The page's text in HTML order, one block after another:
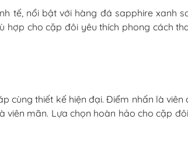
tế, nổi bật với hàng đá sapphire xanh
cho cặp đôi yêu thích phong cách
cùng thiết kế hiện đại. Điểm nhấn là
mãn. Lựa chọn hoàn hảo cho cặp